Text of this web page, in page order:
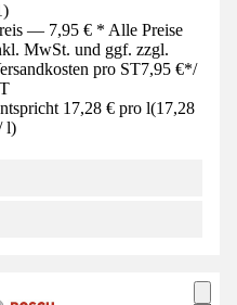
)
— 7,95 € * Alle Preise
MwSt. und ggf. zzgl.
pro ST7,95 €*/
17,28 € pro l(17,28
l)